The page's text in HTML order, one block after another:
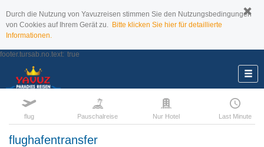
Durch die Nutzung von Yavuzreisen stimmen Sie den Nutzungsbedingungen
von Cookies auf Ihrem Gerät zu. Bitte klicken Sie hier für detaillierte
Informationen.
footer.tursab.no.text: true
flug Pauschalreise Nur Hotel Last Minute
flughafentransfer